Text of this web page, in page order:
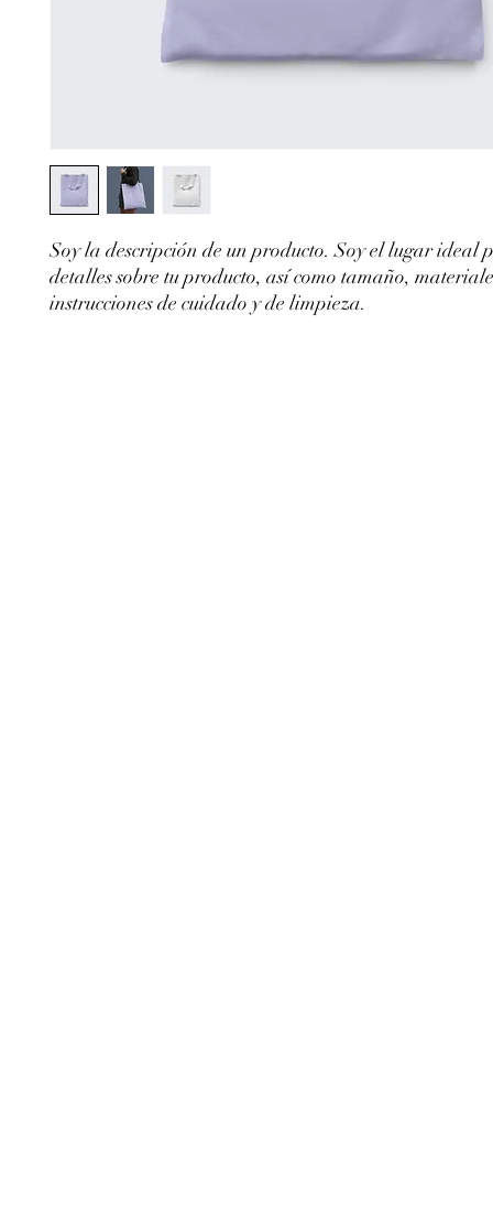
Soy la descripción de un producto. Soy el lugar ideal
detalles sobre tu producto, así como tamaño,
instrucciones de cuidado y de limpieza.